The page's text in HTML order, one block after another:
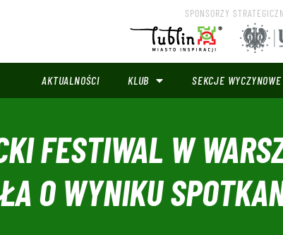
SPONSORZY
AKTUALNOŚCI KLUB SEKCJE WYCZYNOWE
FESTIWAL W
O WYNIKU